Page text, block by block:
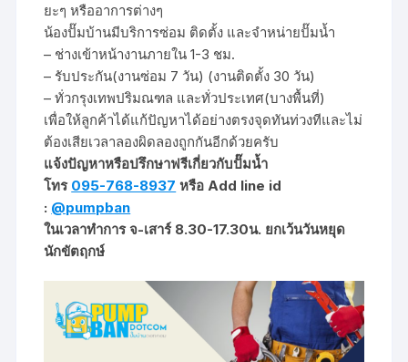
ยะๆ หรืออาการต่างๆ
น้องปั๊มบ้านมีบริการซ่อม ติดตั้ง และจำหน่ายปั๊มน้ำ
– ช่างเข้าหน้างานภายใน 1-3 ชม.
– รับประกัน(งานซ่อม 7 วัน) (งานติดตั้ง 30 วัน)
– ทั่วกรุงเทพปริมณฑล และทั่วประเทศ(บางพื้นที่)
เพื่อให้ลูกค้าได้แก้ปัญหาได้อย่างตรงจุดทันท่วงทีและไม่
ต้องเสียเวลาลองผิดลองถูกกันอีกด้วยครับ
แจ้งปัญหาหรือปรึกษาฟรีเกี่ยวกับปั๊มน้ำ
โทร 095-768-8937 หรือ Add line id
: @pumpban
ในเวลาทำการ จ-เสาร์ 8.30-17.30น. ยกเว้นวันหยุด
นักขัตฤกษ์